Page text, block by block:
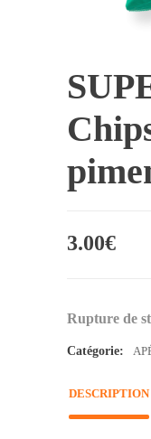
3.00€
Rupture de
Catégorie:
DESCRIPTION